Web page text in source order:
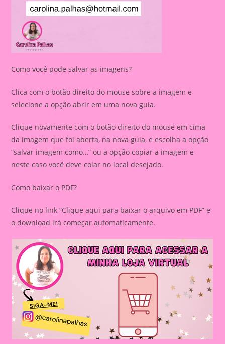
Como você pode salvar as imagens?
Clica com o botão direito do mouse sobre a imagem e
selecione a opção abrir em uma nova guia.
Clique novamente com o botão direito do mouse em cima
da imagem que foi aberta, na nova guia, e escolha a opção
“salvar imagem como…” ou a opção copiar a imagem e
neste caso você deve colar no local desejado.
Como baixar o PDF?
Clique no link “Clique aqui para baixar o arquivo em PDF” e
o download irá começar automaticamente.